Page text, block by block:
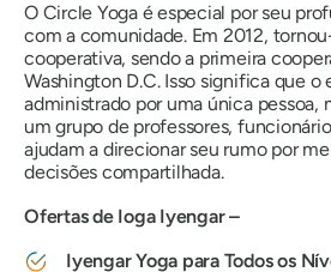
O Circle Yoga é especial por seu
com a comunidade. Em 2012,
cooperativa, sendo a primeira
Washington D.C. Isso significa que o
administrado por uma única pessoa,
um grupo de professores,
ajudam a direcionar seu rumo por
decisões compartilhada.
Ofertas de Ioga Iyengar –
Iyengar Yoga para Todos os